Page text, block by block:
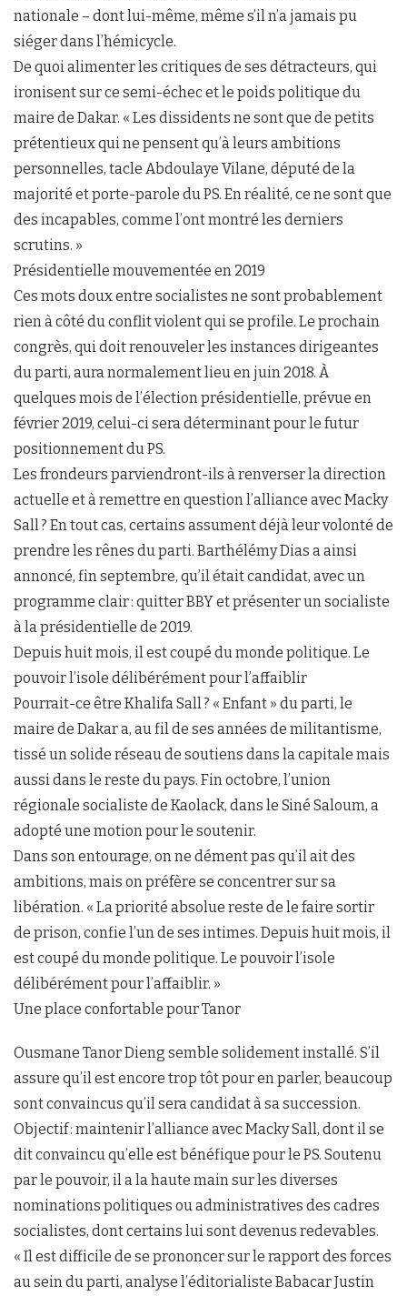
nationale – dont lui-même, même s’il n’a jamais pu
siéger dans l’hémicycle.
De quoi alimenter les critiques de ses détracteurs, qui
ironisent sur ce semi-échec et le poids politique du
maire de Dakar. « Les dissidents ne sont que de petits
prétentieux qui ne pensent qu’à leurs ambitions
personnelles, tacle Abdoulaye Vilane, député de la
majorité et porte-parole du PS. En réalité, ce ne sont que
des incapables, comme l’ont montré les derniers
scrutins. »
Présidentielle mouvementée en 2019
Ces mots doux entre socialistes ne sont probablement
rien à côté du conflit violent qui se profile. Le prochain
congrès, qui doit renouveler les instances dirigeantes
du parti, aura normalement lieu en juin 2018. À
quelques mois de l’élection présidentielle, prévue en
février 2019, celui-ci sera déterminant pour le futur
positionnement du PS.
Les frondeurs parviendront-ils à renverser la direction
actuelle et à remettre en question l’alliance avec Macky
Sall ? En tout cas, certains assument déjà leur volonté de
prendre les rênes du parti. Barthélémy Dias a ainsi
annoncé, fin septembre, qu’il était candidat, avec un
programme clair : quitter BBY et présenter un socialiste
à la présidentielle de 2019.
Depuis huit mois, il est coupé du monde politique. Le
pouvoir l’isole délibérément pour l’affaiblir
Pourrait-ce être Khalifa Sall ? « Enfant » du parti, le
maire de Dakar a, au fil de ses années de militantisme,
tissé un solide réseau de soutiens dans la capitale mais
aussi dans le reste du pays. Fin octobre, l’union
régionale socialiste de Kaolack, dans le Siné Saloum, a
adopté une motion pour le soutenir.
Dans son entourage, on ne dément pas qu’il ait des
ambitions, mais on préfère se concentrer sur sa
libération. « La priorité absolue reste de le faire sortir
de prison, confie l’un de ses intimes. Depuis huit mois, il
est coupé du monde politique. Le pouvoir l’isole
délibérément pour l’affaiblir. »
Une place confortable pour Tanor
Ousmane Tanor Dieng semble solidement installé. S’il
assure qu’il est encore trop tôt pour en parler, beaucoup
sont convaincus qu’il sera candidat à sa succession.
Objectif : maintenir l’alliance avec Macky Sall, dont il se
dit convaincu qu’elle est bénéfique pour le PS. Soutenu
par le pouvoir, il a la haute main sur les diverses
nominations politiques ou administratives des cadres
socialistes, dont certains lui sont devenus redevables.
« Il est difficile de se prononcer sur le rapport des forces
au sein du parti, analyse l’éditorialiste Babacar Justin